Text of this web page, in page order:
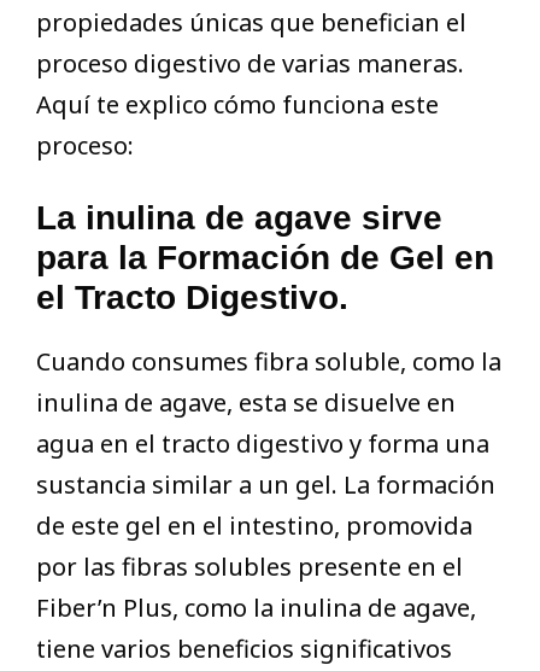
propiedades únicas que benefician el
proceso digestivo de varias maneras.
Aquí te explico cómo funciona este
proceso:
La inulina de agave sirve
para la Formación de Gel en
el Tracto Digestivo.
Cuando consumes fibra soluble, como la
inulina de agave, esta se disuelve en
agua en el tracto digestivo y forma una
sustancia similar a un gel. La formación
de este gel en el intestino, promovida
por las fibras solubles presente en el
Fiber’n Plus, como la inulina de agave,
tiene varios beneficios significativos